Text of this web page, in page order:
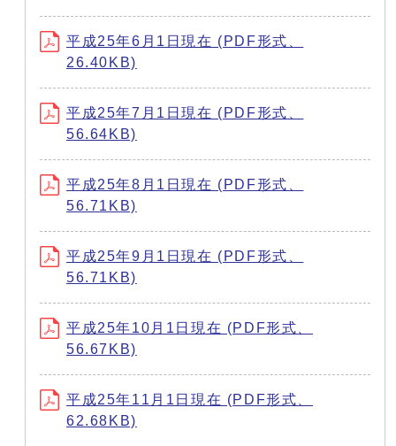
平成25年6月1日現在 (PDF形式、
26.40KB)
平成25年7月1日現在 (PDF形式、
56.64KB)
平成25年8月1日現在 (PDF形式、
56.71KB)
平成25年9月1日現在 (PDF形式、
56.71KB)
平成25年10月1日現在 (PDF形式、
56.67KB)
平成25年11月1日現在 (PDF形式、
62.68KB)